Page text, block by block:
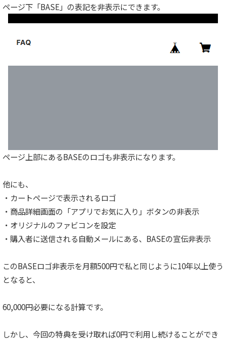
ページ下「BASE」の表記を非表示にできます。
ページ上部にあるBASEのロゴも非表示になります。
他にも、
・カートページで表示されるロゴ
・商品詳細画面の「アプリでお気に入り」ボタンの非表示
・オリジナルのファビコンを設定
・購入者に送信される自動メールにある、BASEの宣伝非表示
このBASEロゴ非表示を月額500円で私と同じように10年以上使う
となると、
60,000円必要になる計算です。
しかし、今回の特典を受け取れば0円で利用し続けることができ